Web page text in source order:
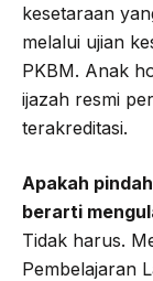
kesetaraan
melalui ujian
PKBM. Anak
ijazah resmi
terakreditasi.
Apakah
berarti
Tidak harus.
Pembelajaran